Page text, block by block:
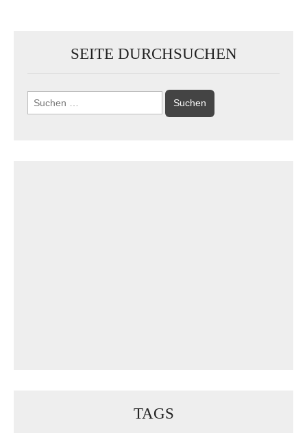
SEITE DURCHSUCHEN
Suchen
nach:
TAGS